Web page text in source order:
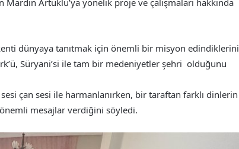
Artuklu’ya yönelik proje ve çalışmaları hakkında
dünyaya tanıtmak için önemli bir misyon edindiklerini
Süryani’si ile tam bir medeniyetler şehri olduğunu
çan sesi ile harmanlanırken, bir taraftan farklı dinlerin
mesajlar verdiğini söyledi.